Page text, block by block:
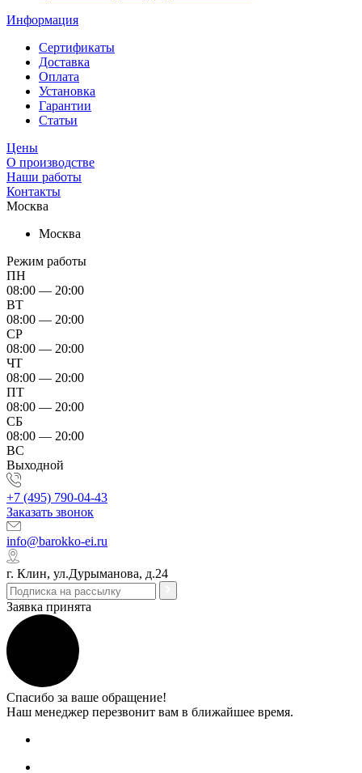
Информация
Сертификаты
Доставка
Оплата
Установка
Гарантии
Статьи
Цены
О производстве
Наши работы
Контакты
Москва
Москва
Режим работы
ПН
08:00 — 20:00
ВТ
08:00 — 20:00
СР
08:00 — 20:00
ЧТ
08:00 — 20:00
ПТ
08:00 — 20:00
СБ
08:00 — 20:00
ВС
Выходной
+7 (495) 790-04-43
Заказать звонок
info@barokko-ei.ru
г. Клин, ул.Дурыманова, д.24
Заявка принята
Спасибо за ваше обращение!
Наш менеджер перезвонит вам в ближайшее время.